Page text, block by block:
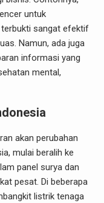
untuk
sangat efektif
Namun, ada juga
informasi yang
mental,
akan perubahan
mulai beralih ke
panel surya dan
pesat. Di beberapa
listrik tenaga